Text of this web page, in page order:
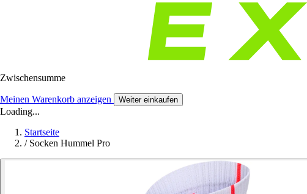
Zwischensumme
Meinen Warenkorb anzeigen Weiter einkaufen
Loading...
Startseite
/ Socken Hummel Pro